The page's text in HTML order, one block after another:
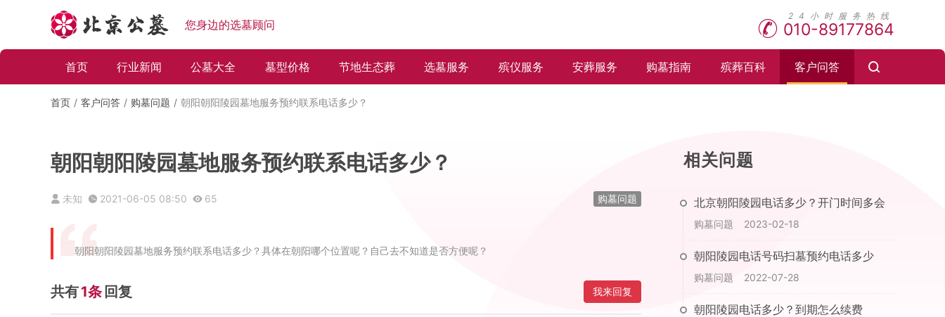
您身边的选墓顾问 010-89177864
首页 行业新闻 公墓大全 墓型价格 节地生态葬 选墓服务 殡仪服务 安葬服务 购墓指南 殡葬百科 客户问答
首页 客户问答 购墓问题 朝阳朝阳陵园墓地服务预约联系电话多少？
朝阳朝阳陵园墓地服务预约联系电话多少？
未知 2021-06-05 08:50 65 购墓问题
朝阳朝阳陵园墓地服务预约联系电话多少？具体在朝阳哪个位置呢？自己去不知道是否方便呢？
共有1条 回复 我来回复
相关问题
北京朝阳陵园电话多少？开门时间多会
购墓问题 2023-02-18
朝阳陵园电话号码扫墓预约电话多少
购墓问题 2022-07-28
朝阳陵园电话多少？到期怎么续费